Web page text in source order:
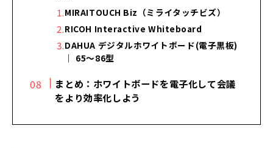
MIRAITOUCH Biz（ミライタッチビズ）
RICOH Interactive Whiteboard
DAHUA デジタルホワイトボード(電子黒板)
｜ 65～86型
まとめ：ホワイトボードを電子化して会議
をより効率化しよう